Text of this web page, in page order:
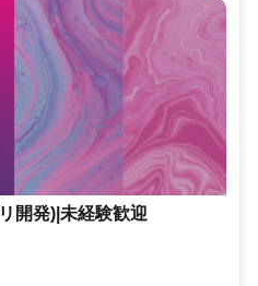
開発)|未経験歓迎